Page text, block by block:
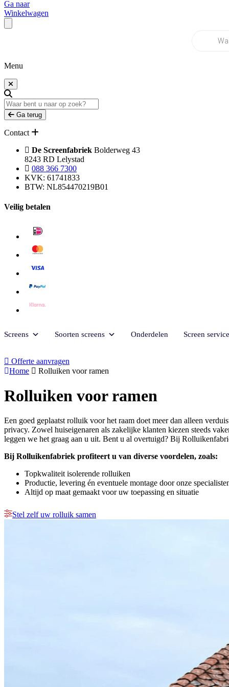
Ga naar
Winkelwagen
Menu
Ga terug
Contact
De Screenfabriek Bolderweg 43
8243 RD Lelystad
088 366 7300
KVK: 61741833
BTW: NL854470219B01
Veilig betalen
Screens Soorten screens Onderdelen Screen service
Offerte aanvragen
Home
Rolluiken voor ramen
Rolluiken voor ramen
Een goed geplaatst rolluik voor het raam doet meer dan alleen
privacy. Zowel huiseigenaren als zakelijke klanten kiezen steeds
leggen we het graag aan u uit. Bent u al overtuigd? Bij
Bij Rolluikenfabriek profiteert u van diverse voordelen, zoals:
Topkwaliteit isolerende rolluiken
Productie, levering én eventuele montage door onze
Altijd op maat gemaakt voor uw toepassing en situatie
Stel zelf uw rolluik samen